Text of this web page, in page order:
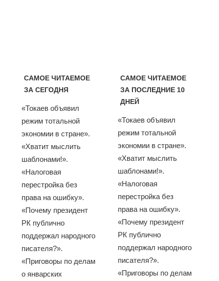
САМОЕ ЧИТАЕМОЕ
ЗА СЕГОДНЯ
«Токаев объявил
режим тотальной
экономии в стране».
«Хватит мыслить
шаблонами!».
«Налоговая
перестройка без
права на ошибку».
«Почему президент
РК публично
поддержал народного
писателя?».
«Приговоры по делам
о январских
САМОЕ ЧИТАЕМОЕ
ЗА ПОСЛЕДНИЕ 10
ДНЕЙ
«Токаев объявил
режим тотальной
экономии в стране».
«Хватит мыслить
шаблонами!».
«Налоговая
перестройка без
права на ошибку».
«Почему президент
РК публично
поддержал народного
писателя?».
«Приговоры по делам